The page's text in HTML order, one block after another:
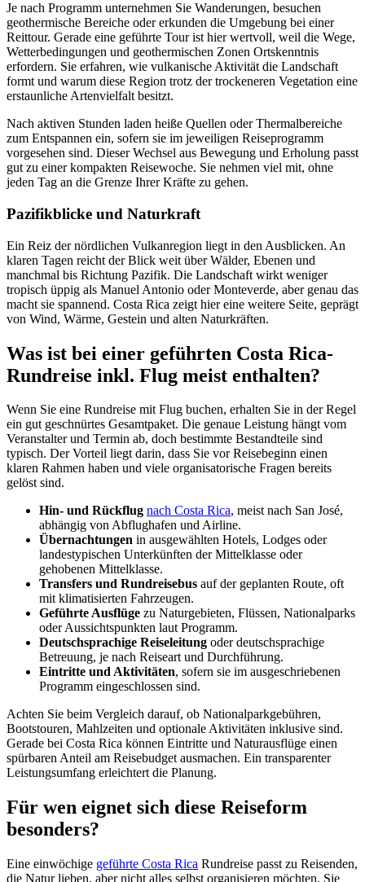
Je nach Programm unternehmen Sie Wanderungen, besuchen
geothermische Bereiche oder erkunden die Umgebung bei einer
Reittour. Gerade eine geführte Tour ist hier wertvoll, weil die Wege,
Wetterbedingungen und geothermischen Zonen Ortskenntnis
erfordern. Sie erfahren, wie vulkanische Aktivität die Landschaft
formt und warum diese Region trotz der trockeneren Vegetation eine
erstaunliche Artenvielfalt besitzt.
Nach aktiven Stunden laden heiße Quellen oder Thermalbereiche
zum Entspannen ein, sofern sie im jeweiligen Reiseprogramm
vorgesehen sind. Dieser Wechsel aus Bewegung und Erholung passt
gut zu einer kompakten Reisewoche. Sie nehmen viel mit, ohne
jeden Tag an die Grenze Ihrer Kräfte zu gehen.
Pazifikblicke und Naturkraft
Ein Reiz der nördlichen Vulkanregion liegt in den Ausblicken. An
klaren Tagen reicht der Blick weit über Wälder, Ebenen und
manchmal bis Richtung Pazifik. Die Landschaft wirkt weniger
tropisch üppig als Manuel Antonio oder Monteverde, aber genau das
macht sie spannend. Costa Rica zeigt hier eine weitere Seite, geprägt
von Wind, Wärme, Gestein und alten Naturkräften.
Was ist bei einer geführten Costa Rica-
Rundreise inkl. Flug meist enthalten?
Wenn Sie eine Rundreise mit Flug buchen, erhalten Sie in der Regel
ein gut geschnürtes Gesamtpaket. Die genaue Leistung hängt vom
Veranstalter und Termin ab, doch bestimmte Bestandteile sind
typisch. Der Vorteil liegt darin, dass Sie vor Reisebeginn einen
klaren Rahmen haben und viele organisatorische Fragen bereits
gelöst sind.
Hin- und Rückflug nach Costa Rica, meist nach San José,
abhängig von Abflughafen und Airline.
Übernachtungen in ausgewählten Hotels, Lodges oder
landestypischen Unterkünften der Mittelklasse oder
gehobenen Mittelklasse.
Transfers und Rundreisebus auf der geplanten Route, oft
mit klimatisierten Fahrzeugen.
Geführte Ausflüge zu Naturgebieten, Flüssen, Nationalparks
oder Aussichtspunkten laut Programm.
Deutschsprachige Reiseleitung oder deutschsprachige
Betreuung, je nach Reiseart und Durchführung.
Eintritte und Aktivitäten, sofern sie im ausgeschriebenen
Programm eingeschlossen sind.
Achten Sie beim Vergleich darauf, ob Nationalparkgebühren,
Bootstouren, Mahlzeiten und optionale Aktivitäten inklusive sind.
Gerade bei Costa Rica können Eintritte und Naturausflüge einen
spürbaren Anteil am Reisebudget ausmachen. Ein transparenter
Leistungsumfang erleichtert die Planung.
Für wen eignet sich diese Reiseform
besonders?
Eine einwöchige geführte Costa Rica Rundreise passt zu Reisenden,
die Natur lieben, aber nicht alles selbst organisieren möchten. Sie